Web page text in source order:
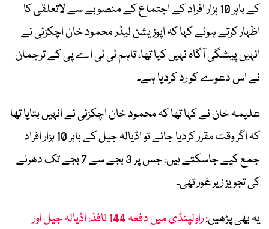
کے باہر 10 ہزار افراد کے اجتماع کے منصوبے سے لاتعلقی کا
اظہار کرتے ہوئے کہا کہ اپوزیشن لیڈر محمود خان اچکزئی نے
انہیں پیشگی آگاہ نہیں کیا تھا، تاہم ٹی ٹی اے پی کے ترجمان
نے اس دعوے کو رد کردیا ہے۔
علیمہ خان نے کہا تھا کہ محمود خان اچکزئی نے انہیں بتایا تھا
کہ اگر وقت مقرر کردیا جائے تو اڈیالہ جیل کے باہر 10 ہزار افراد
جمع کیے جاسکتے ہیں، جس پر 3 بجے سے 7 بجے تک دھرنے
کی تجویز زیر غور تھی۔
یہ بھی پڑھیں:
راولپنڈی میں دفعہ 144 نافذ، اڈیالہ جیل اور